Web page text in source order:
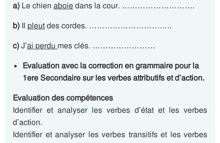
a) Le chien aboiedans la cour. ……………………….
b) Il pleutdes cordes. …………………………..
c)J’ai perdu mes clés. ……………………
Evaluation avec la correction en grammaire pour la
1ere Secondaire sur les verbes attributifs et d’action.
Evaluation des compétences
Identifier et analyser les verbes d’état et les verbes
d’action.
Identifier et analyser les verbes transitifs et les verbes